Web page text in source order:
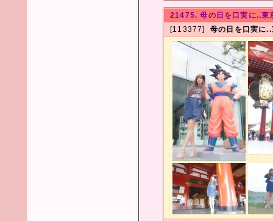
21475. 母の日を口実に..
[113377] 母の日を口実に